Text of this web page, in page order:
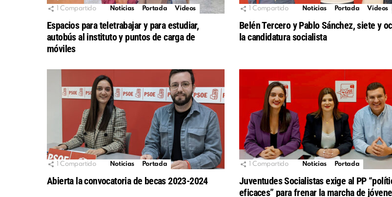
Compartido Noticias Portada Videos
Espacios para teletrabajar y para estudiar,
autobús al instituto y puntos de carga de
móviles
Compartido Noticias Portada Videos
Belén Tercero y Pablo Sánchez, siete y
la candidatura socialista
Compartido Noticias Portada
Abierta la convocatoria de becas 2023-2024
Compartido Noticias Portada
Juventudes Socialistas exige al PP
eficaces” para frenar la marcha de